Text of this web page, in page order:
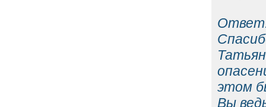
этом
Вы